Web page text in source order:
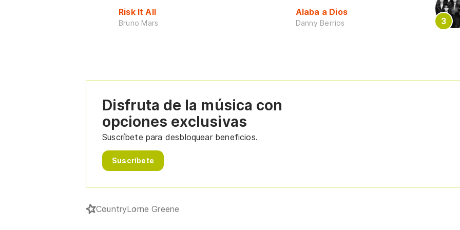
Risk It All
Bruno Mars
Alaba a Dios
Danny Berrios
Disfruta de la música con
opciones exclusivas
Suscríbete para desbloquear beneficios.
Suscríbete
CountryLorne Greene